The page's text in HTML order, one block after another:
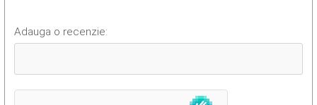
Adauga o recenzie: